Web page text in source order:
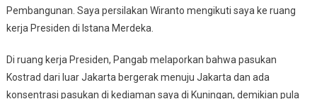
Pembangunan. Saya persilakan Wiranto mengikuti saya ke ruang
kerja Presiden di Istana Merdeka.
Di ruang kerja Presiden, Pangab melaporkan bahwa pasukan
Kostrad dari luar Jakarta bergerak menuju Jakarta dan ada
konsentrasi pasukan di kediaman saya di Kuningan, demikian pula